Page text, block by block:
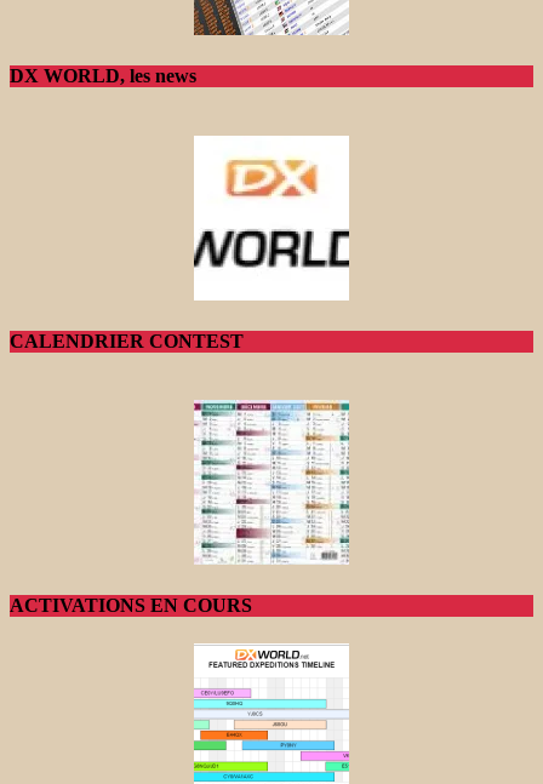
DX WORLD, les news
CALENDRIER CONTEST
ACTIVATIONS EN COURS